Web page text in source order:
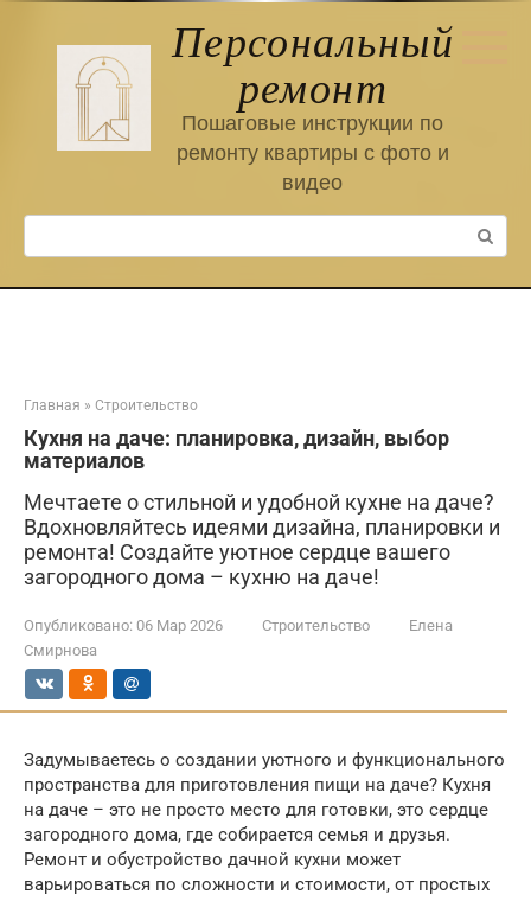
Персональный
ремонт
Пошаговые инструкции по
ремонту квартиры с фото и
видео
Поиск:
Главная » Строительство
Кухня на даче: планировка, дизайн, выбор
материалов
Мечтаете о стильной и удобной кухне на даче?
Вдохновляйтесь идеями дизайна, планировки и
ремонта! Создайте уютное сердце вашего
загородного дома – кухню на даче!
Опубликовано: 06 Мар 2026 Строительство
Елена
Смирнова
Задумываетесь о создании уютного и функционального
пространства для приготовления пищи на даче? Кухня
на даче – это не просто место для готовки, это сердце
загородного дома, где собирается семья и друзья.
Ремонт и обустройство дачной кухни может
варьироваться по сложности и стоимости, от простых